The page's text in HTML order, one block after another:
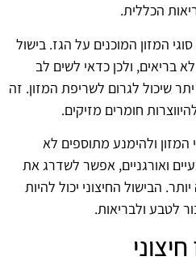
הכללית.
המזון המוכנים על הגז. בישול
בריאים, ולכן כדאי לשים לב
שיכול לגרום לשריפת המזון. זה
חומרים מזיקים.
המזון ולהימנע מתוספים לא
ואורגניים, אפשר לשדרג את
הבישול החיצוני יכול להיות
לטבע ולבריאות.